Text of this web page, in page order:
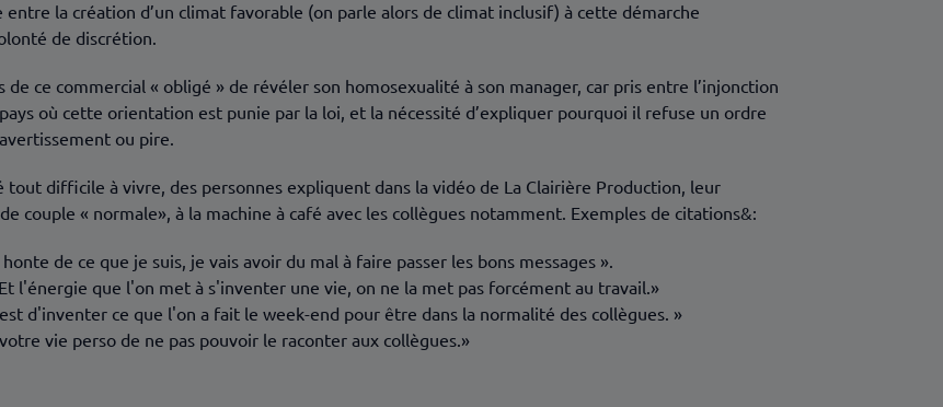
la création d’un climat favorable (on parle alors de climat inclusif) à cette démarche
de discrétion.
ce commercial « obligé » de révéler son homosexualité à son manager, car pris entre l’injonction
où cette orientation est punie par la loi, et la nécessité d’expliquer pourquoi il refuse un ordre
ou pire.
difficile à vivre, des personnes expliquent dans la vidéo de La Clairière Production, leur
couple « normale», à la machine à café avec les collègues notamment. Exemples de citations&:
de ce que je suis, je vais avoir du mal à faire passer les bons messages ».
l'énergie que l'on met à s'inventer une vie, on ne la met pas forcément au travail.»
d'inventer ce que l'on a fait le week-end pour être dans la normalité des collègues. »
vie perso de ne pas pouvoir le raconter aux collègues.»